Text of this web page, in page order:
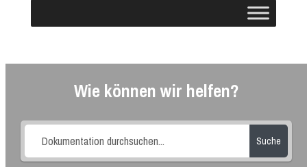
Wie können wir helfen?
Suche